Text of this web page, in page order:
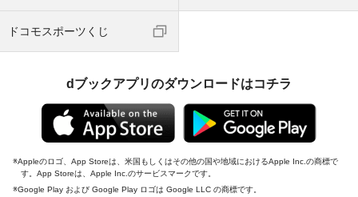
ドコモスポーツくじ
dブックアプリのダウンロードはコチラ
Appleのロゴ、App Storeは、米国もしくはその他の国や地域におけるApple Inc.の商標で
す。App Storeは、Apple Inc.のサービスマークです。
Google Play および Google Play ロゴは Google LLC の商標です。